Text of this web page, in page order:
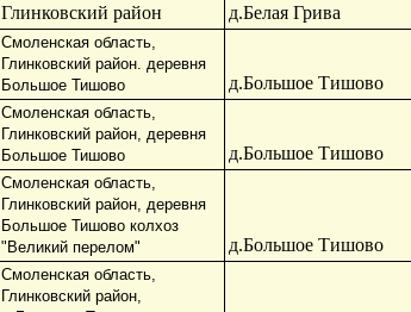
Глинковский район
д.Белая Грива
Смоленская область,
Глинковский район. деревня
Большое Тишово
д.Большое Тишово
Смоленская область,
Глинковский район, деревня
Большое Тишово
д.Большое Тишово
Смоленская область,
Глинковский район, деревня
Большое Тишово колхоз
"Великий перелом"
д.Большое Тишово
Смоленская область,
Глинковский район,